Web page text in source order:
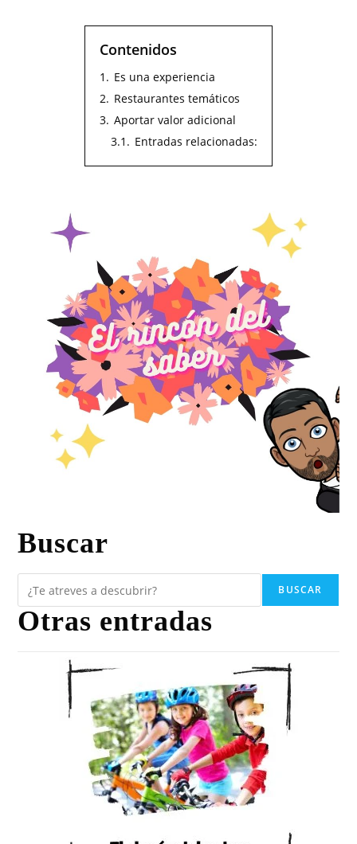
Contenidos
1. Es una experiencia
2. Restaurantes temáticos
3. Aportar valor adicional
3.1. Entradas relacionadas:
Buscar
BUSCAR
Otras entradas